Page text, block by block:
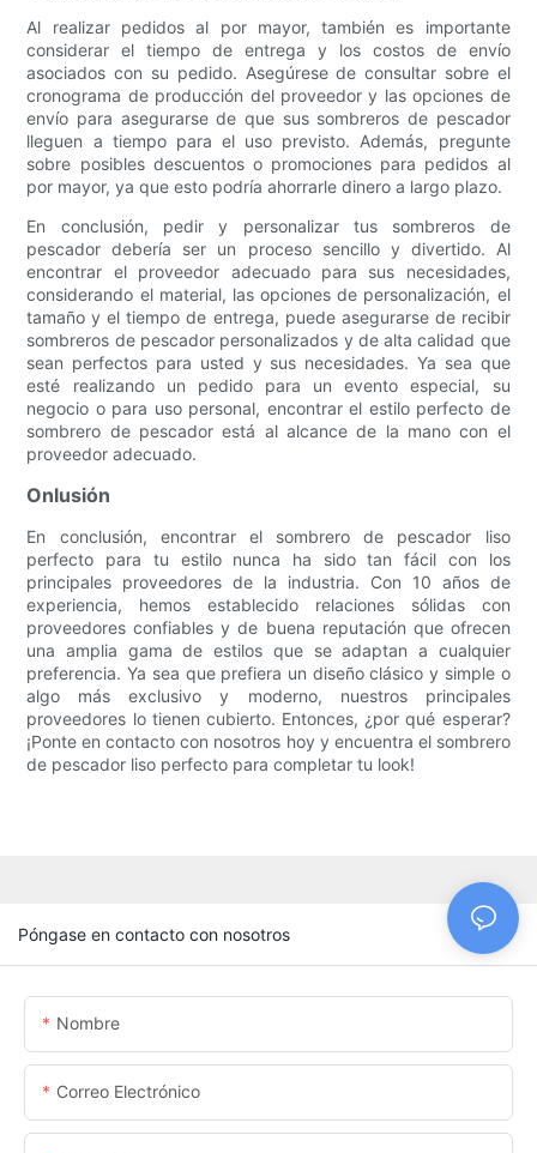
Al realizar pedidos al por mayor, también es importante
considerar el tiempo de entrega y los costos de envío
asociados con su pedido. Asegúrese de consultar sobre el
cronograma de producción del proveedor y las opciones de
envío para asegurarse de que sus sombreros de pescador
lleguen a tiempo para el uso previsto. Además, pregunte
sobre posibles descuentos o promociones para pedidos al
por mayor, ya que esto podría ahorrarle dinero a largo plazo.
En conclusión, pedir y personalizar tus sombreros de
pescador debería ser un proceso sencillo y divertido. Al
encontrar el proveedor adecuado para sus necesidades,
considerando el material, las opciones de personalización, el
tamaño y el tiempo de entrega, puede asegurarse de recibir
sombreros de pescador personalizados y de alta calidad que
sean perfectos para usted y sus necesidades. Ya sea que
esté realizando un pedido para un evento especial, su
negocio o para uso personal, encontrar el estilo perfecto de
sombrero de pescador está al alcance de la mano con el
proveedor adecuado.
Onlusión
En conclusión, encontrar el sombrero de pescador liso
perfecto para tu estilo nunca ha sido tan fácil con los
principales proveedores de la industria. Con 10 años de
experiencia, hemos establecido relaciones sólidas con
proveedores confiables y de buena reputación que ofrecen
una amplia gama de estilos que se adaptan a cualquier
preferencia. Ya sea que prefiera un diseño clásico y simple o
algo más exclusivo y moderno, nuestros principales
proveedores lo tienen cubierto. Entonces, ¿por qué esperar?
¡Ponte en contacto con nosotros hoy y encuentra el sombrero
de pescador liso perfecto para completar tu look!
Póngase en contacto con nosotros
Nombre
Correo Electrónico